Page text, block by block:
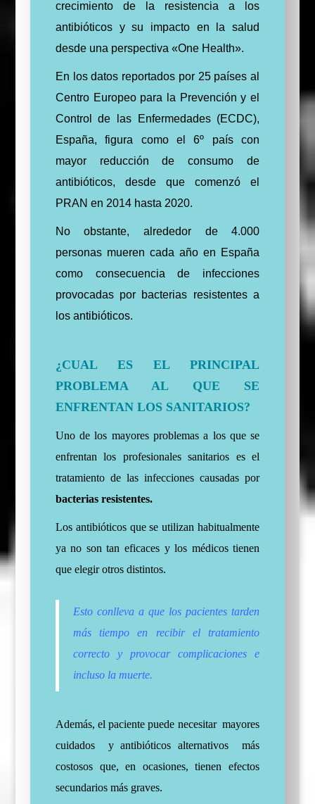
crecimiento de la resistencia a los
antibióticos y su impacto en la salud
desde una perspectiva «One Health».
En los datos reportados por 25 países al
Centro Europeo para la Prevención y el
Control de las Enfermedades (ECDC),
España, figura como el 6º país con
mayor reducción de consumo de
antibióticos, desde que comenzó el
PRAN en 2014 hasta 2020.
No obstante, alrededor de 4.000
personas mueren cada año en España
como consecuencia de infecciones
provocadas por bacterias resistentes a
los antibióticos.
¿CUAL ES EL PRINCIPAL
PROBLEMA AL QUE SE
ENFRENTAN LOS SANITARIOS?
Uno de los mayores problemas a los que se
enfrentan los profesionales sanitarios es el
tratamiento de las infecciones causadas por
bacterias resistentes.
Los antibióticos que se utilizan habitualmente
ya no son tan eficaces y los médicos tienen
que elegir otros distintos.
Esto conlleva a que los pacientes tarden
más tiempo en recibir el tratamiento
correcto y provocar complicaciones e
incluso la muerte.
Además, el paciente puede necesitar mayores
cuidados y antibióticos alternativos más
costosos que, en ocasiones, tienen efectos
secundarios más graves.